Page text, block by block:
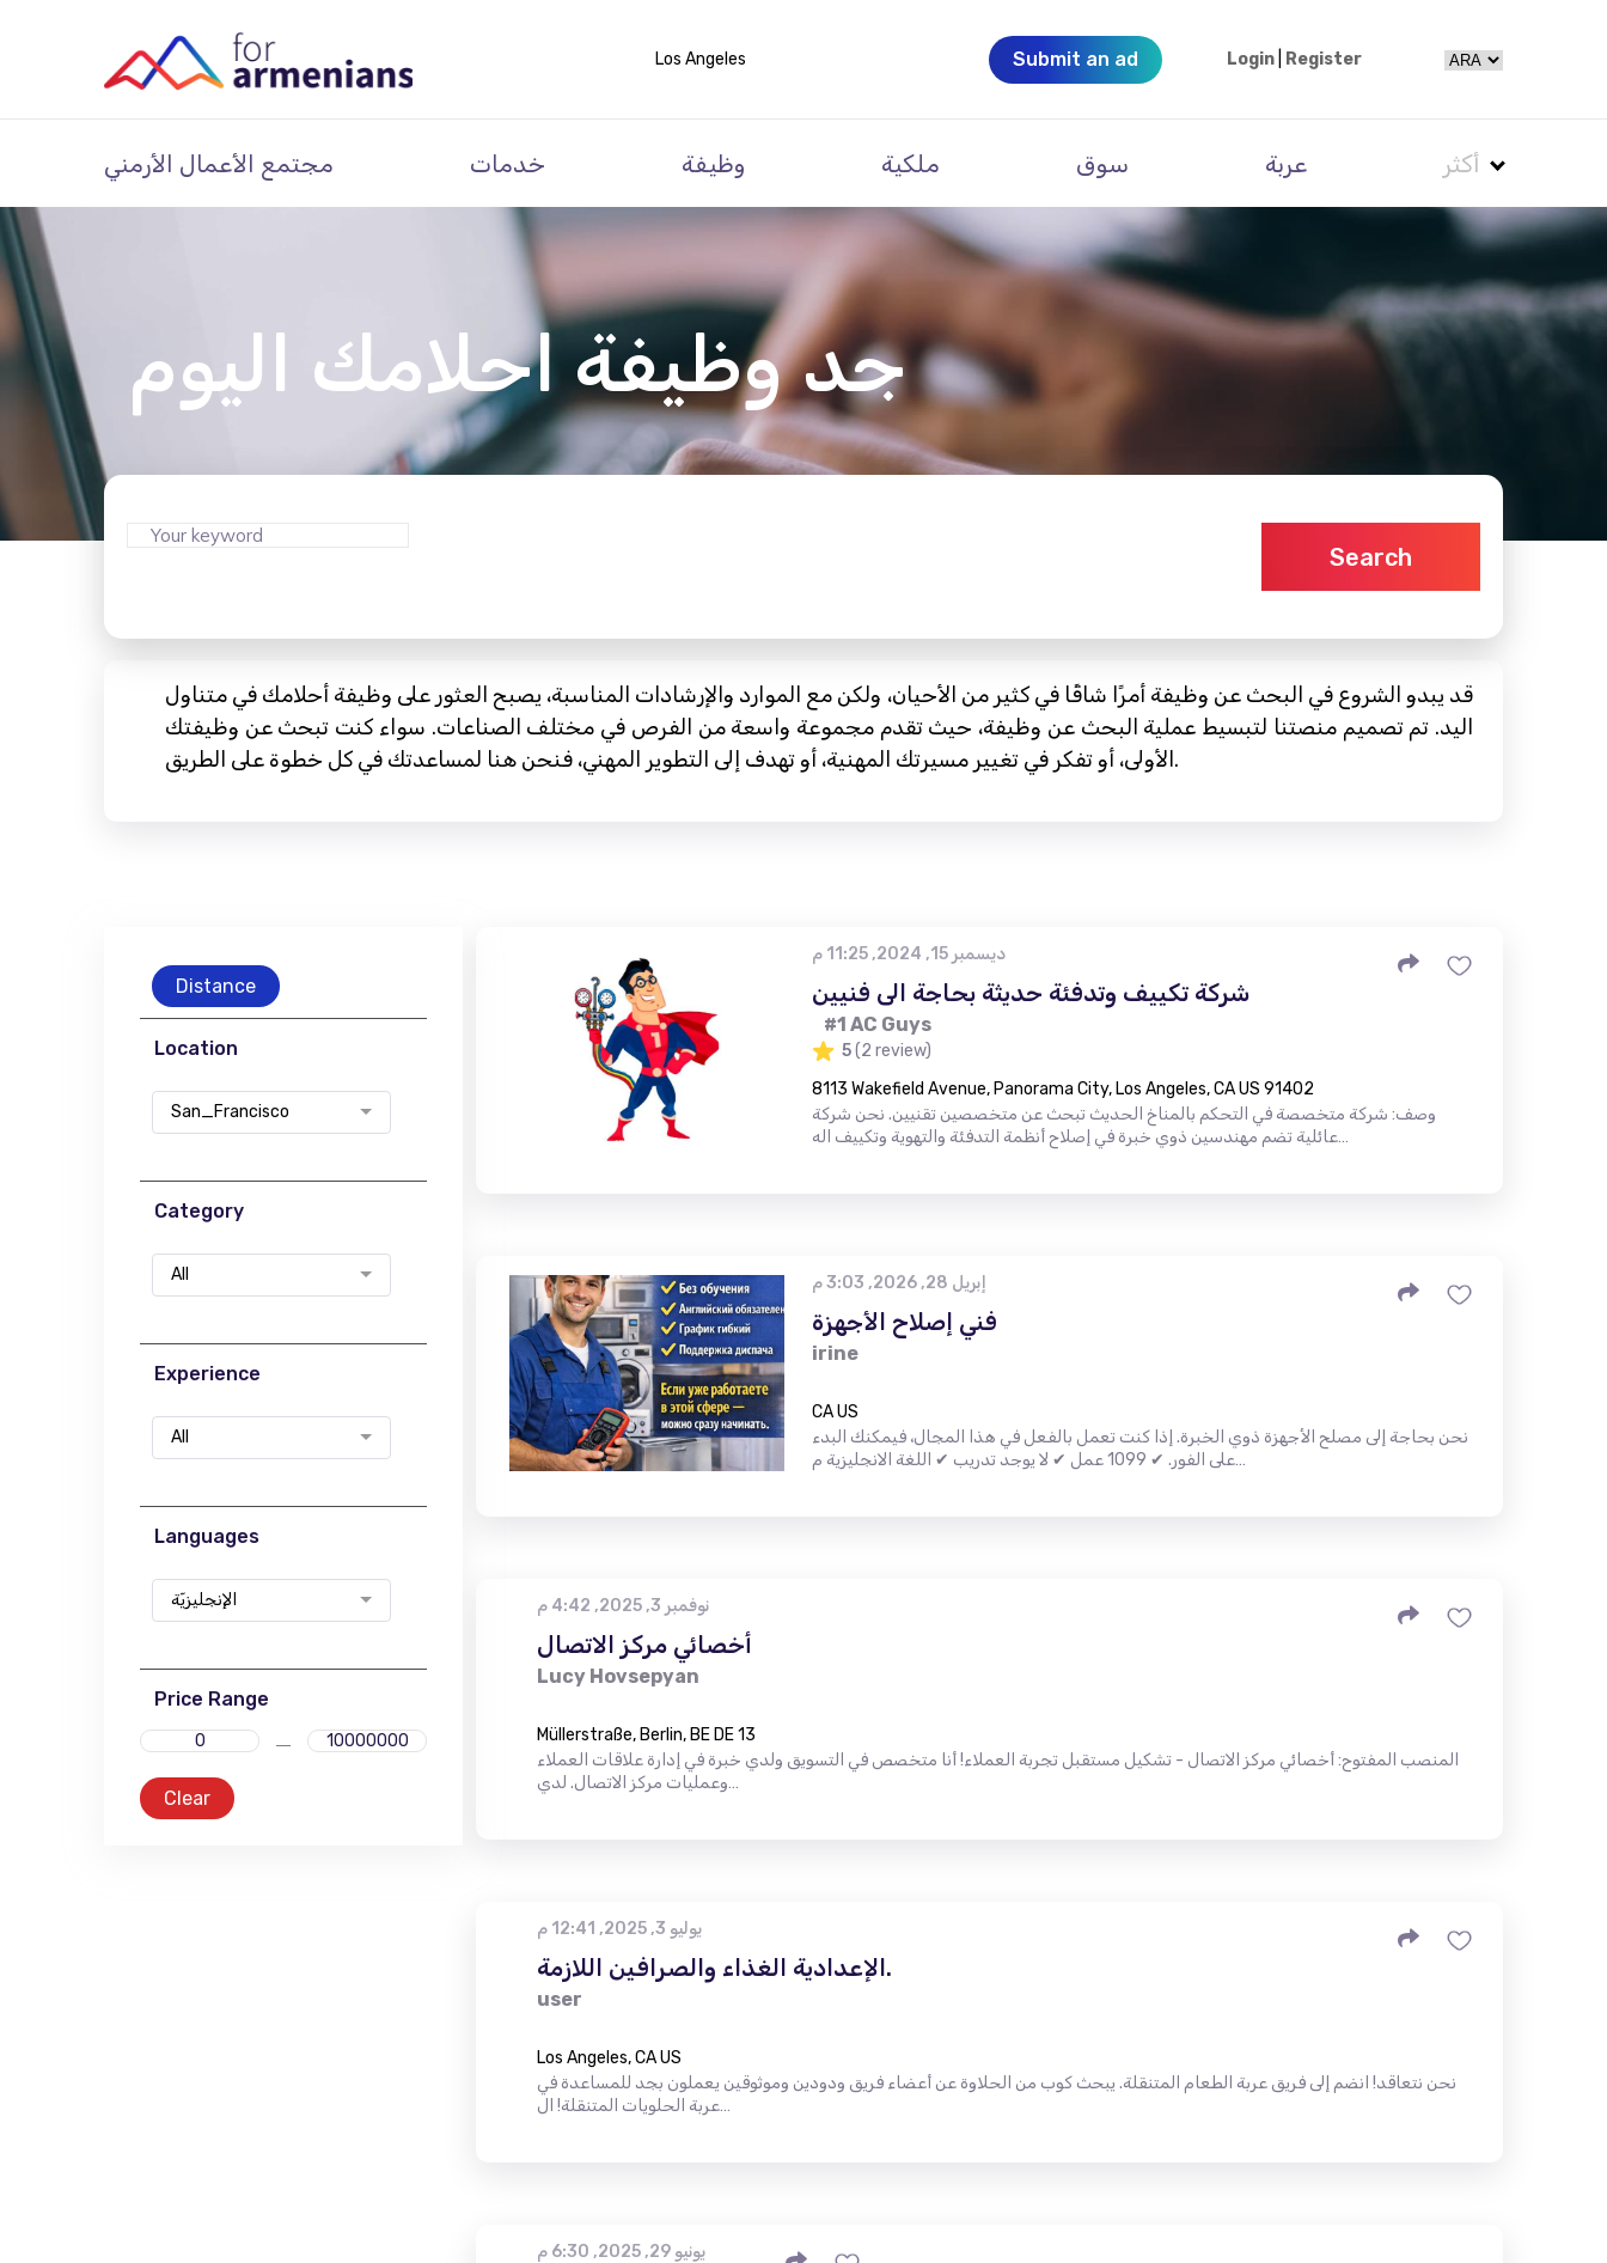
Los Angeles Submit an ad Login Register
مجتمع الأعمال الأرمني خدمات وظيفة ملكية سوق عربة أكثر
جد وظيفة احلامك اليوم
Search
قد يبدو الشروع في البحث عن وظيفة أمرًا شاقًا في كثير من الأحيان، ولكن مع الموارد والإرشادات المناسبة، يصبح العثور على وظيفة أحلامك في متناول
اليد. تم تصميم منصتنا لتبسيط عملية البحث عن وظيفة، حيث تقدم مجموعة واسعة من الفرص في مختلف الصناعات. سواء كنت تبحث عن وظيفتك
الأولى، أو تفكر في تغيير مسيرتك المهنية، أو تهدف إلى التطوير المهني، فنحن هنا لمساعدتك في كل خطوة على الطريق.
Distance
Location
San_Francisco
Category
All
Experience
All
Languages
الإنجليزيّة
Price Range
Clear
ديسمبر 15, 2024, 11:25 م
شركة تكييف وتدفئة حديثة بحاجة الى فنيين
#1 AC Guys
5(2 review)
8113 Wakefield Avenue, Panorama City, Los Angeles, CA US 91402
وصف: شركة متخصصة في التحكم بالمناخ الحديث تبحث عن متخصصين تقنيين. نحن شركة
عائلية تضم مهندسين ذوي خبرة في إصلاح أنظمة التدفئة والتهوية وتكييف اله…
إبريل 28, 2026, 3:03 م
فني إصلاح الأجهزة
irine
CA US
نحن بحاجة إلى مصلح الأجهزة ذوي الخبرة. إذا كنت تعمل بالفعل في هذا المجال، فيمكنك البدء
على الفور. ✔ 1099 عمل ✔ لا يوجد تدريب ✔ اللغة الانجليزية م…
نوفمبر 3, 2025, 4:42 م
أخصائي مركز الاتصال
Lucy Hovsepyan
Müllerstraße, Berlin, BE DE 13
المنصب المفتوح: أخصائي مركز الاتصال - تشكيل مستقبل تجربة العملاء! أنا متخصص في التسويق ولدي خبرة في إدارة علاقات العملاء
وعمليات مركز الاتصال. لدي…
يوليو 3, 2025, 12:41 م
الإعدادية الغذاء والصرافين اللازمة.
user
Los Angeles, CA US
نحن نتعاقد! انضم إلى فريق عربة الطعام المتنقلة. يبحث كوب من الحلاوة عن أعضاء فريق ودودين وموثوقين يعملون بجد للمساعدة في
عربة الحلويات المتنقلة! ال…
يونيو 29, 2025, 6:30 م